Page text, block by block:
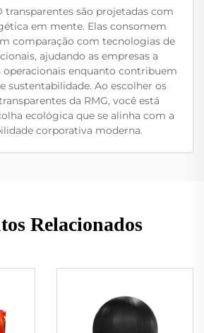
transparentes são projetadas com
em mente. Elas consomem
comparação com tecnologias de
ajudando as empresas a
enquanto contribuem
sustentabilidade. Ao escolher os
da RMG, você está
ecológica que se alinha com a
corporativa moderna.
Relacionados